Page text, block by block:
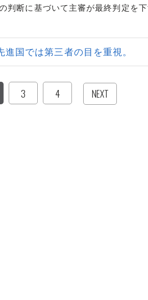
判断に基づいて主審が最終判定を下
国では第三者の目を重視。
3 4 NEXT